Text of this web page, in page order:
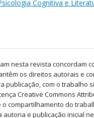
Cognitiva e
nesta revista concordam
os direitos autorais e
publicação, com o trabalho
Creative Commons
o compartilhamento do
autoria e publicação inicial